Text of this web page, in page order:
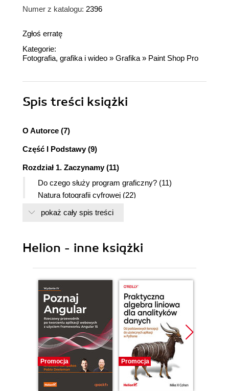
Numer z katalogu: 2396
Zgłoś erratę
Kategorie:
Fotografia, grafika i wideo » Grafika» Paint Shop Pro
Spis treści książki
O Autorce (7)
Część I Podstawy (9)
Rozdział 1. Zaczynamy (11)
Do czego służy program graficzny? (11)
Natura fotografii cyfrowej (22)
Dlaczego program Paint Shop Pro korzysta z
Wykonywanie zadań przy użyciu samouczka (43)
Do czego służy polecenie Undo (44)
Paint Shop Pro (47)
Sprawdź, czy dostajesz to, co widzisz (48)
Tworzenie nowych obrazów (52)
Otwieranie istniejących obrazów (55)
Przeglądanie obrazów (56)
Skanowanie obrazów (58)
Przeglądanie obrazów w aparacie cyfrowym (61)
Importowanie obrazów z aparatu cyfrowego (63)
pokaż cały spis treści
Helion - inne książki
Promocja Promocja